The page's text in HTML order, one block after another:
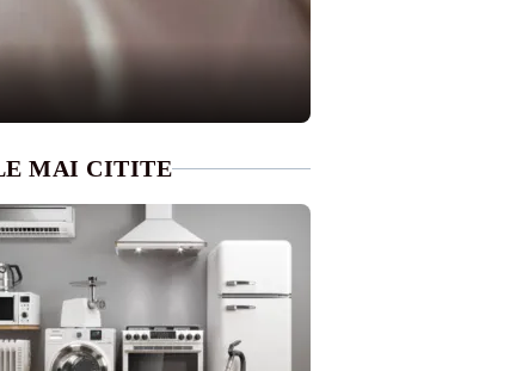
MAI CITITE